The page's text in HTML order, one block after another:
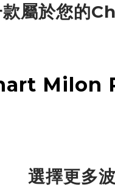
款屬於您的
Milon
選擇更多